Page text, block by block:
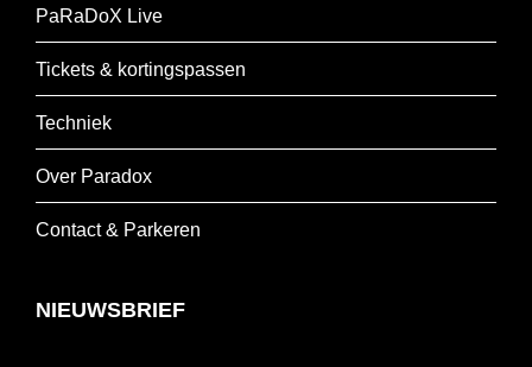
PaRaDoX Live
Tickets & kortingspassen
Techniek
Over Paradox
Contact & Parkeren
NIEUWSBRIEF